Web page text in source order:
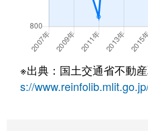
※出典：国土交通省不動
s://